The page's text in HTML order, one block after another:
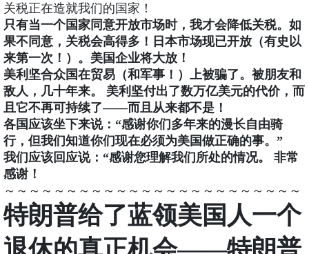
关税正在造就我们的国家！
只有当一个国家同意开放市场时，我才会降低关税。如
果不同意，关税会高得多！日本市场现已开放（有史以
来第一次！）。美国企业将大放！
美利坚合众国在贸易（和军事！）上被骗了。被朋友和
敌人，几十年来。 美利坚付出了数万亿美元的代价，而
且它不再可持续了——而且从来都不是！
各国应该坐下来说：“感谢你们多年来的漫长自由骑
行，但我们知道你们现在必须为美国做正确的事。”
我们应该回应说：“感谢您理解我们所处的情况。 非常
感谢！
～～～～～～～～～～～～～～～～～～～～～～～～
特朗普给了蓝领美国人一个